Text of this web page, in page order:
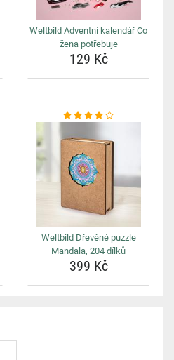
Weltbild Adventní kalendář Co
žena potřebuje
129 Kč
Weltbild Dřevěné puzzle
Mandala, 204 dílků
399 Kč